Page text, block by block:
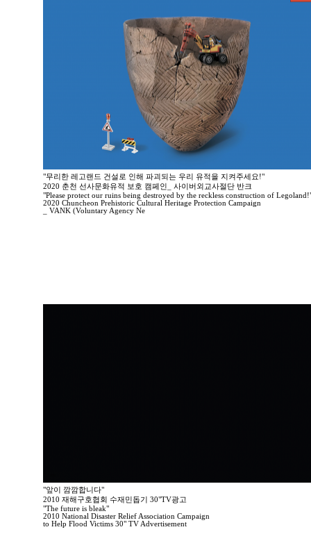
"무리한 레고랜드 건설로 인해 파괴되는 우리 유적을 지켜주세요!"
2020 춘천 선사문화유적 보호 캠페인_ 사이버외교사절단 반크
"Please protect our ruins being destroyed by the reckless construction of
2020 Chuncheon Prehistoric Cultural Heritage Protection Campaign
_ VANK (Voluntary Agency Ne
"앞이 깜깜합니다"
2010 재해구호협회 수재민돕기 30"TV광고
"The future is bleak"
2010 National Disaster Relief Association Campaign
to Help Flood Victims 30" TV Advertisement